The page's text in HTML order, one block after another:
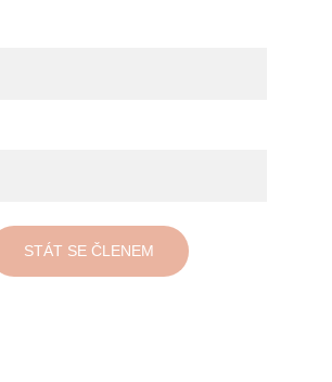
STÁT SE ČLENEM